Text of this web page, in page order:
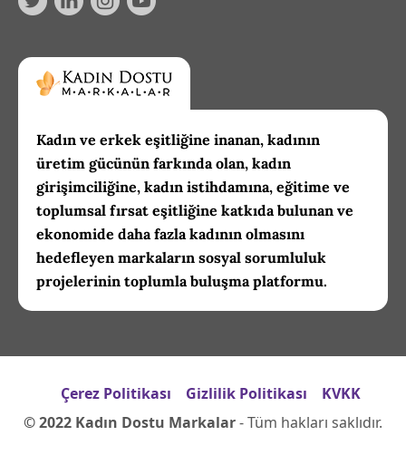
Kadın ve erkek eşitliğine inanan, kadının
üretim gücünün farkında olan, kadın
girişimciliğine, kadın istihdamına, eğitime ve
toplumsal fırsat eşitliğine katkıda bulunan ve
ekonomide daha fazla kadının olmasını
hedefleyen markaların sosyal sorumluluk
projelerinin toplumla buluşma platformu.
Çerez Politikası Gizlilik Politikası
KVKK
© 2022 Kadın Dostu Markalar- Tüm hakları saklıdır.